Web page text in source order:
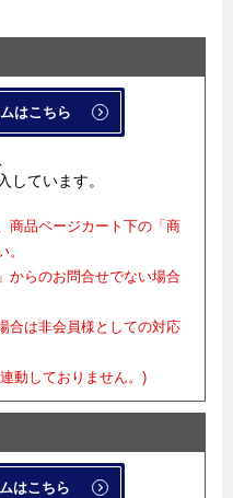
はこちら
しています。
商品ページカート下の「商
からのお問合せでない場合
合は非会員様としての対応
動しておりません。)
はこちら